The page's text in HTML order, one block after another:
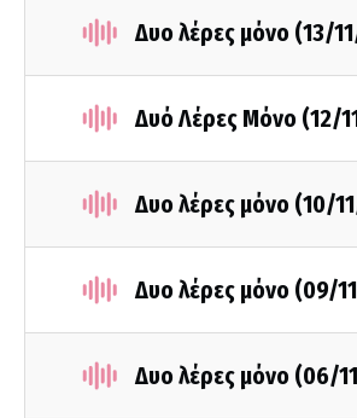
Δυο λέρες μόνο (13/
Δυό Λέρες Μόνο (12/
Δυο λέρες μόνο (10/
Δυο λέρες μόνο (09/
Δυο λέρες μόνο (06/